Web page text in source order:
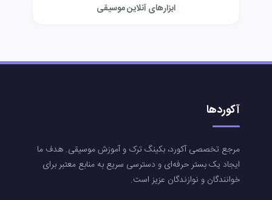
ابزارهای آنلاین موسیقی
آکوردها
مرجع تخصصی آکورد، بکینگ ترک و آموزش موسیقی. هدف ما
ایجاد یک بستر حرفه‌ای و دسترسی سریع به منابع معتبر برای
خوانندگان و نوازندگان عزیز است.